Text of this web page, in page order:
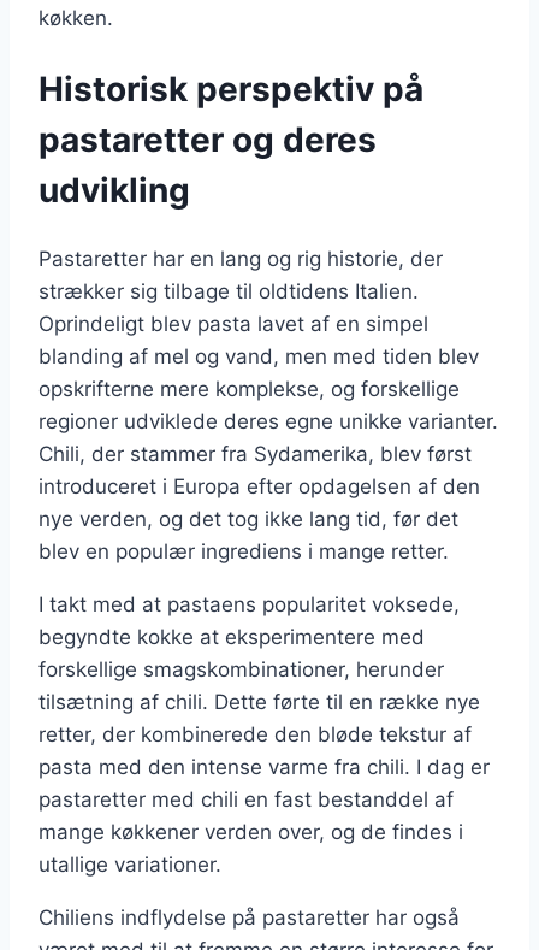
køkken.
Historisk perspektiv på
pastaretter og deres
udvikling
Pastaretter har en lang og rig historie, der
strækker sig tilbage til oldtidens Italien.
Oprindeligt blev pasta lavet af en simpel
blanding af mel og vand, men med tiden blev
opskrifterne mere komplekse, og forskellige
regioner udviklede deres egne unikke varianter.
Chili, der stammer fra Sydamerika, blev først
introduceret i Europa efter opdagelsen af den
nye verden, og det tog ikke lang tid, før det
blev en populær ingrediens i mange retter.
I takt med at pastaens popularitet voksede,
begyndte kokke at eksperimentere med
forskellige smagskombinationer, herunder
tilsætning af chili. Dette førte til en række nye
retter, der kombinerede den bløde tekstur af
pasta med den intense varme fra chili. I dag er
pastaretter med chili en fast bestanddel af
mange køkkener verden over, og de findes i
utallige variationer.
Chiliens indflydelse på pastaretter har også